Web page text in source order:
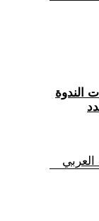
الندوة
العربي